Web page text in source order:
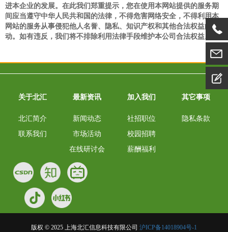
进本企业的发展。 在此我们郑重提示，您在使用本网站提供的服务期
间应当遵守中华人民共和国的法律，不得危害网络安全，不得利用本
网站的服务从事侵犯他人名誉、隐私、知识产权和其他合法权益的活
动。 如有违反，我们将不排除利用法律手段维护本公司合法权益。
关于北汇
北汇简介
联系我们
最新资讯
新闻动态
市场活动
在线研讨会
加入我们
社招职位
校园招聘
薪酬福利
其它事项
隐私条款
版权 © 2025 上海北汇信息科技有限公司 沪ICP备14018904号-1